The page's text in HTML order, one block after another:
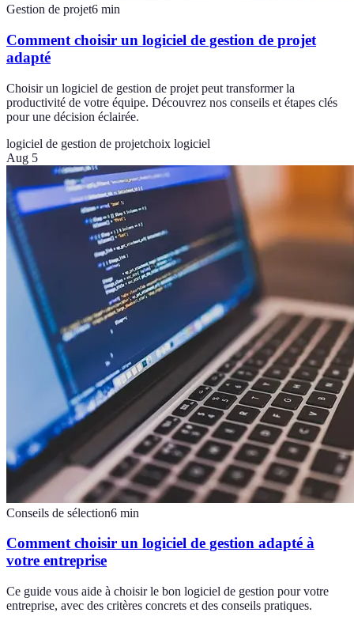
Gestion de projet6 min
Comment choisir un logiciel de gestion de projet
adapté
Choisir un logiciel de gestion de projet peut transformer la
productivité de votre équipe. Découvrez nos conseils et étapes clés
pour une décision éclairée.
logiciel de gestion de projetchoix logiciel
Aug 5
Conseils de sélection6 min
Comment choisir un logiciel de gestion adapté à
votre entreprise
Ce guide vous aide à choisir le bon logiciel de gestion pour votre
entreprise, avec des critères concrets et des conseils pratiques.